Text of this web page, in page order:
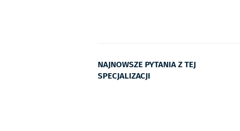
NAJNOWSZE PYTANIA Z TEJ
SPECJALIZACJI